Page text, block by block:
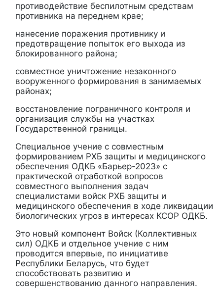
противодействие беспилотным средствам
противника на переднем крае;
нанесение поражения противнику и
предотвращение попыток его выхода из
блокированного района;
совместное уничтожение незаконного
вооруженного формирования в занимаемых
районах;
восстановление пограничного контроля и
организация службы на участках
Государственной границы.
Специальное учение с совместным
формированием РХБ защиты и медицинского
обеспечения ОДКБ «Барьер-2023» с
практической отработкой вопросов
совместного выполнения задач
специалистами войск РХБ защиты и
медицинского обеспечения в ходе ликвидации
биологических угроз в интересах КСОР ОДКБ.
Это новый компонент Войск (Коллективных
сил) ОДКБ и отдельное учение с ним
проводится впервые, по инициативе
Республики Беларусь, что будет
способствовать развитию и
совершенствованию данного направления.